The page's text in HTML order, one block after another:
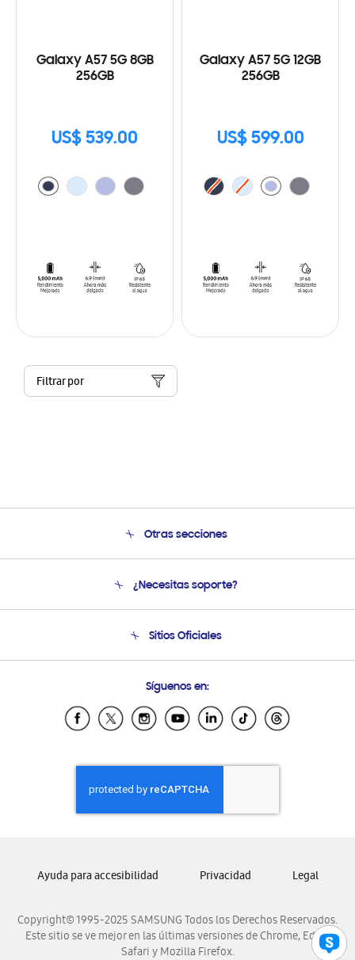
Galaxy A57 5G 8GB
256GB
US$ 539.00
Galaxy A57 5G 12GB
256GB
US$ 599.00
Filtrar por
Otras secciones
Soporte
Condiciones de Compra
¿Necesitas soporte?
Soporte vía eMail
Sitios Oficiales
Samsung Ecuador
Samsung El Salvador
Samsung Honduras
Samsung Nicaragua
Samsung Panamá
Samsung Venezuela
Síguenos en:
Copyright© 1995-2025 SAMSUNG Todos los Derechos Reservados.
Este sitio se ve mejor en las últimas versiones de Chrome, Edge,
Safari y Mozilla Firefox.
Ayuda para accesibilidad Privacidad Legal